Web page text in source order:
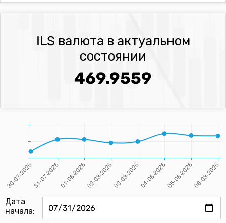
ILS валюта в актуальном
состоянии
469.9559
Дата
начала: